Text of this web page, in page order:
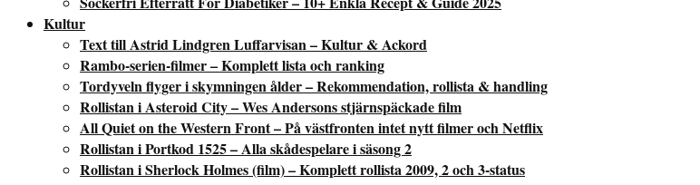
Kultur
Text till Astrid Lindgren Luffarvisan – Kultur & Ackord
Rambo-serien-filmer – Komplett lista och ranking
Tordyveln flyger i skymningen ålder – Rekommendation, rollista & handling
Rollistan i Asteroid City – Wes Andersons stjärnspäckade film
All Quiet on the Western Front – På västfronten intet nytt filmer och Netflix
Rollistan i Portkod 1525 – Alla skådespelare i säsong 2
Rollistan i Sherlock Holmes (film) – Komplett rollista 2009, 2 och 3-status